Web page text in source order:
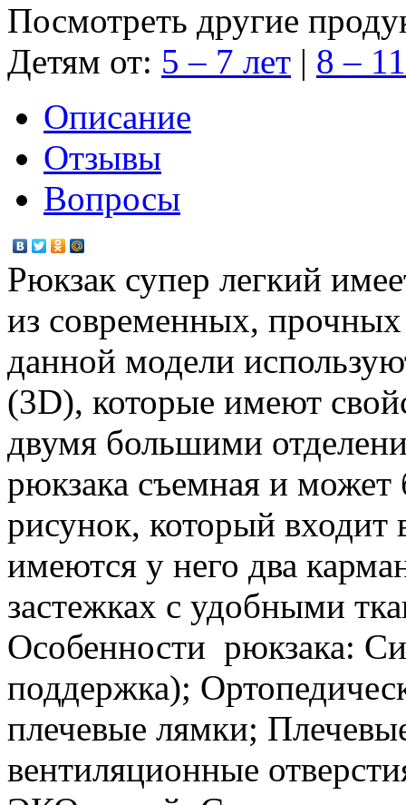
Посмотреть другие
Детям от: 5 – 7 лет | 8 –
Описание
Отзывы
Вопросы
Рюкзак супер легкий
из современных,
данной модели
(3D), которые имеют
двумя большими
рюкзака съемная и может
рисунок, который входит
имеются у него два
застежках с удобными
Особенности рюкзака:
поддержка);
плечевые лямки;
вентиляционные